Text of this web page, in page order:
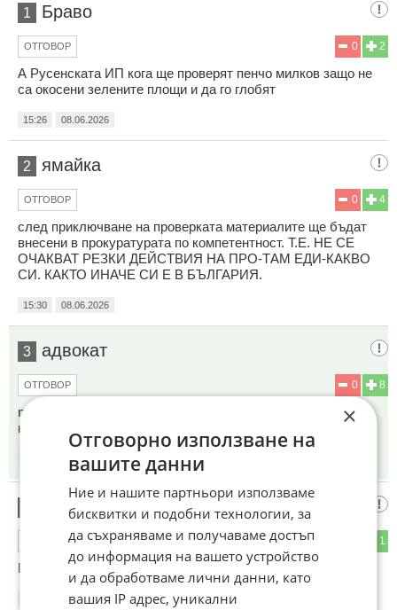
1 Браво
2
0
ОТГОВОР
А Русенската ИП кога ще проверят пенчо милков защо не
са окосени зелените площи и да го глобят
15:26 08.06.2026
2 ямайка
4
0
ОТГОВОР
след приключване на проверката материалите ще бъдат
внесени в прокуратурата по компетентност. Т.Е. НЕ СЕ
ОЧАКВАТ РЕЗКИ ДЕЙСТВИЯ НА ПРО-ТАМ ЕДИ-КАКВО
СИ. КАКТО ИНАЧЕ СИ Е В БЪЛГАРИЯ.
15:30 08.06.2026
3 адвокат
8
0
ОТГОВОР
ne само Кърджали,всичките ВиК дружества са в
нарушения,,шуробаджанащина и бартиини назначения
08.06.2026
Водопроводчик
1
ОТГОВОР
ПРОВЕРЕТЕ ВиК МОНТАНА ТУК МАФИЯ
08.06.2026
×
Отговорно използване на
вашите данни
Ние и нашите партньори използваме
бисквитки и подобни технологии, за
да съхраняваме и получаваме достъп
до информация на вашето устройство
и да обработваме лични данни, като
вашия IP адрес, уникални